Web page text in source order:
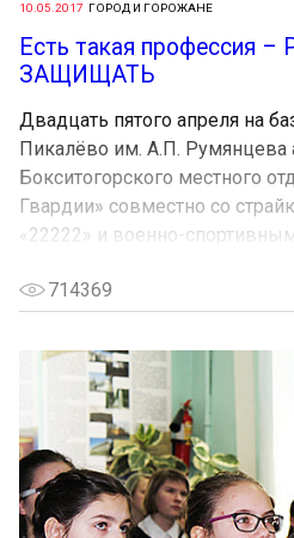
10.05.2017 ГОРОД И ГОРОЖАНЕ
Есть такая профессия
ЗАЩИЩАТЬ
Двадцать пятого апреля на
Пикалёво им. А.П. Румянцева
Бокситогорского местного
Гвардии» совместно со
«22222» и военно-
714369